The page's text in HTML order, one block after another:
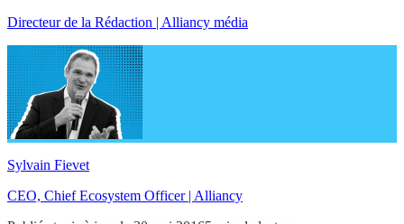
Directeur de la Rédaction | Alliancy média
Sylvain Fievet
CEO, Chief Ecosystem Officer | Alliancy